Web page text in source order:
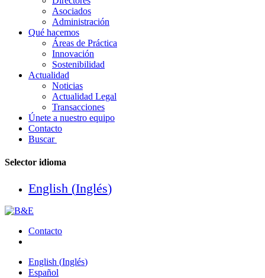
Asociados
Administración
Qué hacemos
Áreas de Práctica
Innovación
Sostenibilidad
Actualidad
Noticias
Actualidad Legal
Transacciones
Únete a nuestro equipo
Contacto
Buscar
Selector idioma
English (Inglés)
Contacto
English (Inglés)
Español